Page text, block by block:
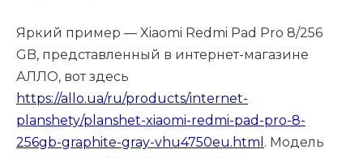
Яркий пример — Xiaomi Redmi Pad Pro 8/256
GB, представленный в интернет-магазине
АЛЛО, вот здесь
https://allo.ua/ru/products/internet-
planshety/planshet-xiaomi-redmi-pad-pro-8-
256gb-graphite-gray-vhu4750eu.html . Модель